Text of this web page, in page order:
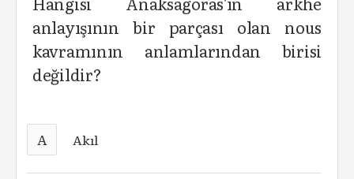
anlayışının bir parçası olan nous
kavramının anlamlarından birisi
değildir?
A Akıl